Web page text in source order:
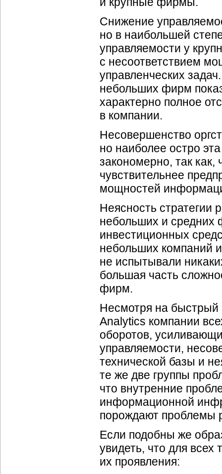
Снижение
но в наибольшей
управляемости у
с несоответствием
управленческих
небольших фирм
характерно полное
в компании.
Несовершенство
но наиболее остро
закономерно, так
чувствительнее
мощностей
Неясность стратегии
небольших и средних
инвестиционных
небольших компаний
не испытывали
большая часть
фирм.
Несмотря на быстрый
Analytics компании
оборотов,
управляемости,
технической базы и
те же две группы
что внутренние
информационной
порождают проблемы
Если подобны же
увидеть, что для
их проявления: